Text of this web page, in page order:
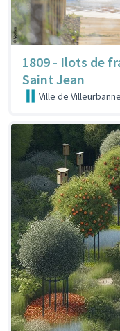
1809 - Ilots de
Saint Jean
Ville de Villeurbanne